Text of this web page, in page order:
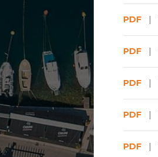
PDF |
PDF |
PDF |
PDF |
PDF |